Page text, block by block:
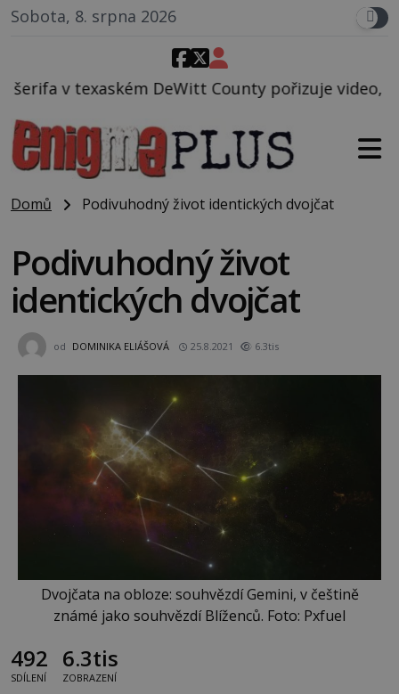
Sobota, 8. srpna 2026
County pořizuje video, na kterém před jeho
Domů Podivuhodný život identických dvojčat
Podivuhodný život
identických dvojčat
od DOMINIKA ELIÁŠOVÁ 25.8.2021 6.3tis
Dvojčata na obloze: souhvězdí Gemini, v češtině
známé jako souhvězdí Blíženců. Foto: Pxfuel
492
SDÍLENÍ
6.3tis
ZOBRAZENÍ